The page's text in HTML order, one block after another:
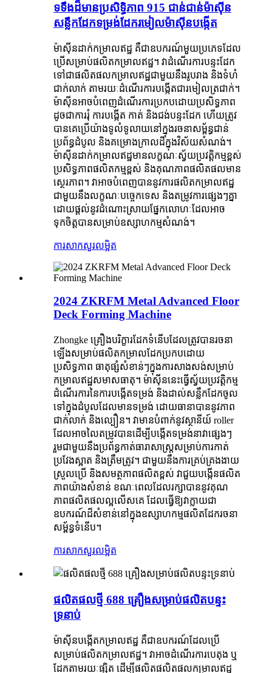
ទទឹងដ៏មានប្រសិទ្ធិភាព 915 ជាន់ជាន់ម៉ាស៊ីន
សន្លឹកដែកទម្រង់ដែករមៀលម៉ាស៊ីនបង្កើត
ម៉ាស៊ីនដាក់កម្រាលឥដ្ឋ គឺជាឧបករណ៍មួយប្រភេទដែល
ប្រើសម្រាប់ផលិតកម្រាលឥដ្ឋ។ វាដំណើរការបន្ទះដែក
ទៅជាផលិតផលកម្រាលឥដ្ឋជាមួយនឹងរូបរាង និងទំហំ
ជាក់លាក់ តាមរយៈដំណើរការបង្កើតជារមៀលត្រជាក់។
ម៉ាស៊ីនអាចបំពេញដំណើរការប្រកបដោយប្រសិទ្ធភាព
ដូចជាការរុំ ការបង្កើត កាត់ និងជង់បន្ទះដែក ហើយត្រូវ
បានគេប្រើយ៉ាងទូលំទូលាយនៅក្នុងរចនាសម្ព័ន្ធជាន់
ប្រព័ន្ធដំបូល និងគម្រោងក្រាលដីក្នុងវិស័យសំណង់។
ម៉ាស៊ីនដាក់កម្រាលឥដ្ឋមានលក្ខណៈស្វ័យប្រវត្តិកម្មខ្ពស់
ប្រសិទ្ធភាពផលិតកម្មខ្ពស់ និងគុណភាពផលិតផលមាន
ស្ថេរភាព។ វាអាចបំពេញបាននូវការផលិតកម្រាលឥដ្ឋ
ជាមួយនឹងលក្ខណៈបច្ចេកទេស និងតម្រូវការផ្សេងៗគ្នា
ដោយផ្តល់នូវដំណោះស្រាយផ្នែកលោហៈដែលអាច
ទុកចិត្តបានសម្រាប់ឧស្សាហកម្មសំណង់។
ការសាកសួរលម្អិត
2024 ZKRFM Metal Advanced Floor
Deck Forming Machine
Zhongke គ្រឿងបរិក្ខារដែកទំនើបដែលត្រូវបានរចនា
ឡើងសម្រាប់ផលិតកម្រាលដែកប្រកបដោយ
ប្រសិទ្ធភាព ធាតុផ្សំសំខាន់ៗក្នុងការសាងសង់សម្រាប់
កម្រាលឥដ្ឋសមាសធាតុ។ ម៉ាស៊ីននេះធ្វើស្វ័យប្រវត្តិកម្ម
ដំណើរការនៃការបង្កើតទម្រង់ និងដាល់សន្លឹកដែកចូល
ទៅក្នុងដំបូលដែលមានទម្រង់ ដោយធានាបាននូវភាព
ជាក់លាក់ និងល្បឿន។ វាមានបំពាក់នូវស្ថានីយ៍ roller
ដែលអាចលៃតម្រូវបានដើម្បីបង្កើតទម្រង់នាវាផ្សេងៗ
រួមជាមួយនឹងប្រព័ន្ធកាត់ធារាសាស្ត្រសម្រាប់ការកាត់
ប្រវែងស្អាត និងត្រឹមត្រូវ។ ជាមួយនឹងការគ្រប់គ្រងងាយ
ស្រួលប្រើ និងសមត្ថភាពផលិតខ្ពស់ វាជួយបង្កើនផលិត
ភាពយ៉ាងសំខាន់ ខណៈពេលដែលរក្សាបាននូវគុណ
ភាពផលិតផលល្អលើសគេ ដែលធ្វើឱ្យវាក្លាយជា
ឧបករណ៍ដ៏សំខាន់នៅក្នុងឧស្សាហកម្មផលិតដែករចនា
សម្ព័ន្ធទំនើប។
ការសាកសួរលម្អិត
ផលិតផលថ្មី 688 គ្រឿងសម្រាប់ផលិតបន្ទះ
ទ្រនាប់
ម៉ាស៊ីនបង្កើតកម្រាលឥដ្ឋ គឺជាឧបករណ៍ដែលប្រើ
សម្រាប់ផលិតកម្រាលឥដ្ឋ។ វាអាចដំណើរការបេតុង ឬ
ដែកតាមរយៈផ្សិត ដើម្បីផលិតផលិតផលកម្រាលឥដ្ឋ